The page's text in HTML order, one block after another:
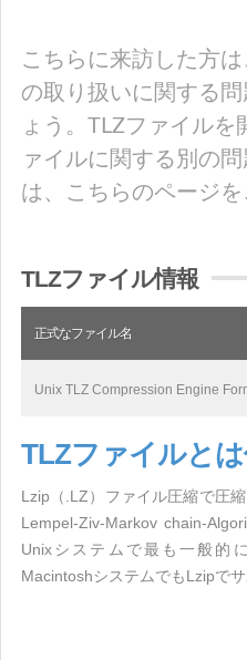
こちらに来訪した方
の取り扱いに関する
ょう。TLZファイルを
ァイルに関する別の
は、こちらのページを
TLZファイル情報
正式なファイル名
Unix TLZ Compression Engine
TLZファイルと
Lzip（.LZ）ファイル圧縮で圧
Lempel-Ziv-Markov chain-
Unixシステムで最も一般的
MacintoshシステムでもLzipでサ